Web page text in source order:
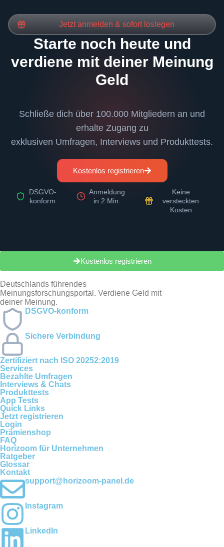
Jetzt anmelden & sofort loslegen
Starte noch heute und
verdiene mit deiner Meinung
Geld
Schließe dich über 100.000 Mitgliedern an und
erhalte Zugang zu
exklusiven Umfragen, Interviews und Produkttests.
Kostenlos registrieren
DSGVO-
konform
Anmeldung
in 2 Min.
Keine
versteckten
Kosten
Kostenlos registrieren
Deutschlands führendes
Meinungsforschungsportal. Verdiene Geld mit
deiner Meinung.
DSGVO-konform
Sichere Verbindung
Zertifiziert nach ISO 20252:2019
Services
Bezahlte Umfragen
Interviews & Chats
Produkttests
App Tests
Quick Links
Jetzt registrieren
Login
Prämienshop
FAQ
Horizoom für Unternehmen
Ratgeber
Glossar
Kontakt
support@horizoom-panel.de
Instagram
LinkedIn